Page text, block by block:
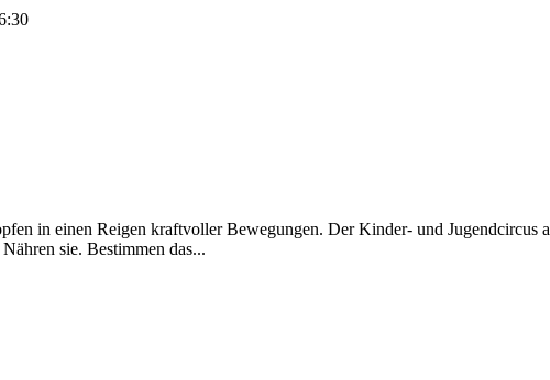
in einen Reigen kraftvoller Bewegungen. Der Kinder- und Jugendcircus
sie. Bestimmen das...